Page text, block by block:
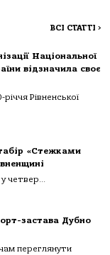
ВСІ СТАТТІ >
Національної
відзначила своє
Рівненської
«Стежками
четвер...
застава Дубно
переглянути